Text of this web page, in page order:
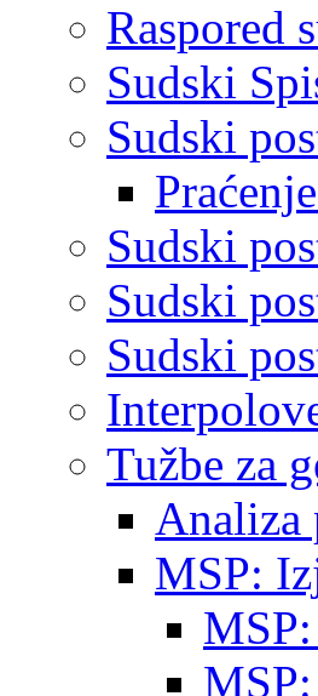
Raspored
Sudski
Sudski
Sudski
Sudski
Sudski
Tužbe za
Analiza
MSP: